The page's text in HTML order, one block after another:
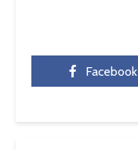
Facebook